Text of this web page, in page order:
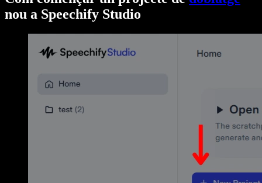
nou a Speechify Studio